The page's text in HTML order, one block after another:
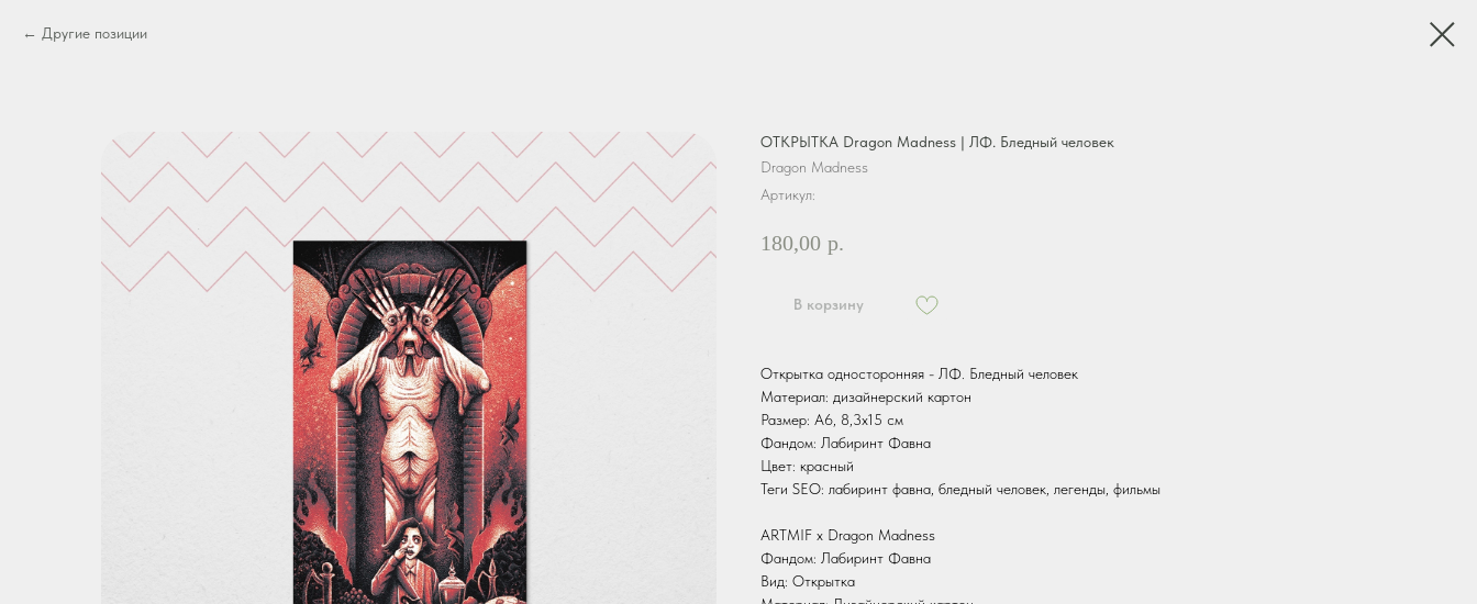
Другие позиции
ОТКРЫТКА Dragon Madness | ЛФ. Бледный человек
Dragon Madness
Артикул:
180,00 р.
В корзину
Открытка односторонняя - ЛФ. Бледный человек
Материал: дизайнерский картон
Размер: А6, 8,3х15 см
Фандом: Лабиринт Фавна
Цвет: красный
Теги SEO: лабиринт фавна, бледный человек, легенды, фильмы
ARTMIF х Dragon Madness
Фандом: Лабиринт Фавна
Вид: Открытка